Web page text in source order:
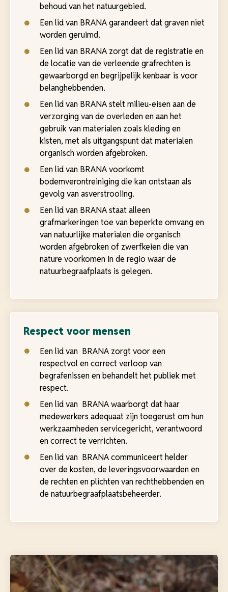
behoud van het natuurgebied.
Een lid van BRANA garandeert dat graven niet
worden geruimd.
Een lid van BRANA zorgt dat de registratie en
de locatie van de verleende grafrechten is
gewaarborgd en begrijpelijk kenbaar is voor
belanghebbenden.
Een lid van BRANA stelt milieu-eisen aan de
verzorging van de overleden en aan het
gebruik van materialen zoals kleding en
kisten, met als uitgangspunt dat materialen
organisch worden afgebroken.
Een lid van BRANA voorkomt
bodemverontreiniging die kan ontstaan als
gevolg van asverstrooiing.
Een lid van BRANA staat alleen
grafmarkeringen toe van beperkte omvang en
van natuurlijke materialen die organisch
worden afgebroken of zwerfkeien die van
nature voorkomen in de regio waar de
natuurbegraafplaats is gelegen.
Respect voor mensen
Een lid van BRANA zorgt voor een
respectvol en correct verloop van
begrafenissen en behandelt het publiek met
respect.
Een lid van BRANA waarborgt dat haar
medewerkers adequaat zijn toegerust om hun
werkzaamheden servicegericht, verantwoord
en correct te verrichten.
Een lid van BRANA communiceert helder
over de kosten, de leveringsvoorwaarden en
de rechten en plichten van rechthebbenden en
de natuurbegraafplaatsbeheerder.